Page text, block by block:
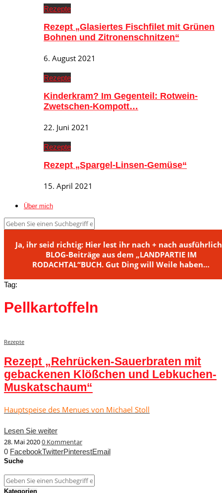
Rezepte
Rezept „Glasiertes Fischfilet mit Grünen
Bohnen und Zitronenschnitzen“
6. August 2021
Rezepte
Kinderkram? Im Gegenteil: Rotwein-
Zwetschen-Kompott…
22. Juni 2021
Rezepte
Rezept „Spargel-Linsen-Gemüse“
15. April 2021
Über mich
Ja, ihr seid richtig: Hier lest ihr nach + nach
BLOG-Beiträge aus dem „LANDPARTIE IM
RODACHTAL“BUCH. Gut Ding will Weile haben…
Tag:
Pellkartoffeln
Rezepte
Rezept „Rehrücken-Sauerbraten mit
gebackenen Klößchen und Lebkuchen-
Muskatschaum“
Hauptspeise des Menues von Michael Stoll
Lesen Sie weiter
28. Mai 20200 Kommentar
0 FacebookTwitterPinterestEmail
Suche
Kategorien